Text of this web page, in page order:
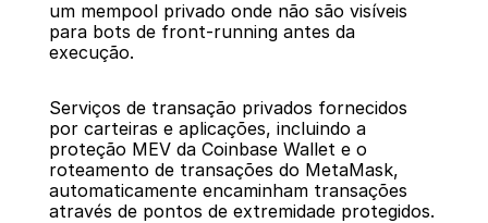
um mempool privado onde não são visíveis
para bots de front-running antes da
execução.
Serviços de transação privados fornecidos
por carteiras e aplicações, incluindo a
proteção MEV da Coinbase Wallet e o
roteamento de transações do MetaMask,
automaticamente encaminham transações
através de pontos de extremidade protegidos.